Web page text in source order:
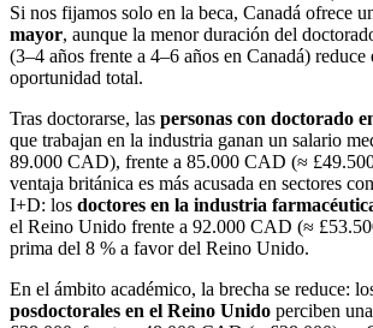
Si nos fijamos solo en la beca, Canadá ofrece
mayor, aunque la menor duración del
(3–4 años frente a 4–6 años en Canadá) reduce
oportunidad total.
Tras doctorarse, las personas con doctorado
que trabajan en la industria ganan un salario
89.000 CAD), frente a 85.000 CAD (≈
ventaja británica es más acusada en sectores
I+D: los doctores en la industria
el Reino Unido frente a 92.000 CAD (≈
prima del 8 % a favor del Reino Unido.
En el ámbito académico, la brecha se reduce:
posdoctorales en el Reino Unido perciben